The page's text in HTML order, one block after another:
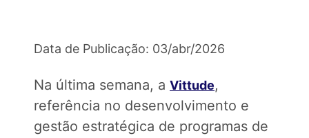
Data de Publicação: 03/abr/2026
Na última semana, a Vittude,
referência no desenvolvimento e
gestão estratégica de programas de